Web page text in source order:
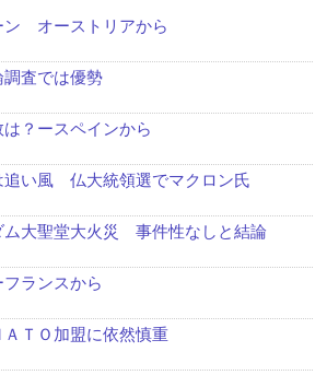
ン オーストリアから
査では優勢
？ースペインから
追い風 仏大統領選でマクロン氏
ム大聖堂大火災 事件性なしと結論
ランスから
ＴＯ加盟に依然慎重